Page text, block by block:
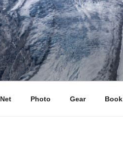
Net Photo Gear Book